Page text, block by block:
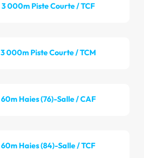
3 000m Piste Courte / TCF
3 000m Piste Courte / TCM
60m Haies (76)-Salle / CAF
60m Haies (84)-Salle / TCF